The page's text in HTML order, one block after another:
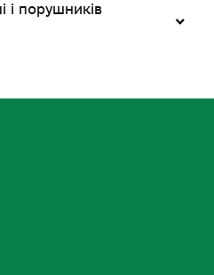
і порушників